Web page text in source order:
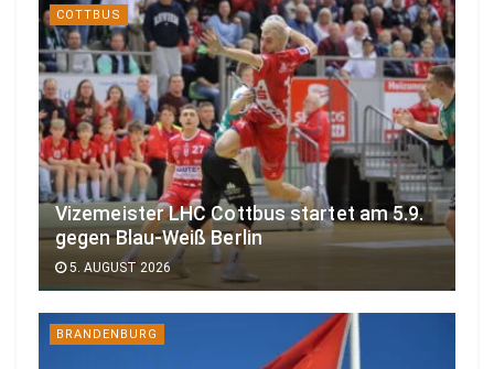
COTTBUS
Vizemeister LHC Cottbus startet am 5.9.
gegen Blau-Weiß Berlin
5. AUGUST 2026
BRANDENBURG